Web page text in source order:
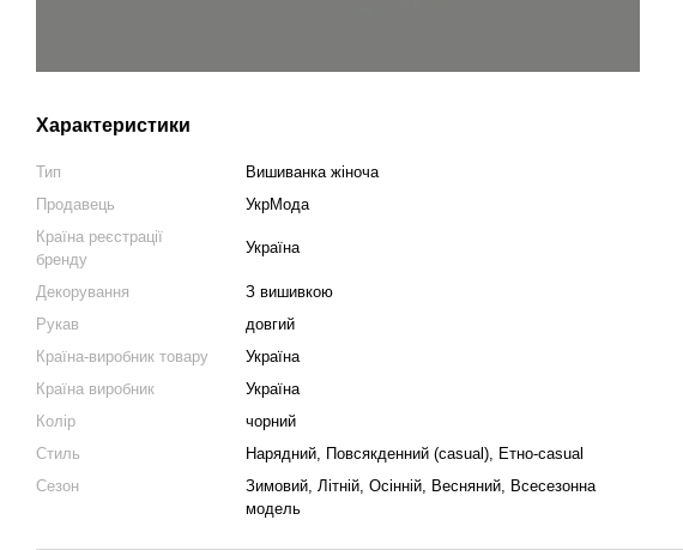
Характеристики
Тип
Вишиванка жіноча
Продавець
УкрМода
Країна реєстрації
бренду
Україна
Декорування
З вишивкою
Рукав
довгий
Країна-виробник товару
Україна
Країна виробник
Україна
Колір
чорний
Стиль
Нарядний, Повсякденний (casual), Етно-casual
Сезон
Зимовий, Літній, Осінній, Весняний, Всесезонна
модель